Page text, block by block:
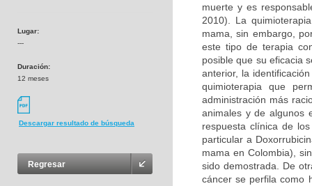
Lugar:
---
Duración:
12 meses
Descargar resultado de búsqueda
Regresar
muerte y es
2010). La
mama, sin embargo,
este tipo de terapia
posible que su eficacia
anterior, la
quimioterapia que
administración más
animales y de algunos
respuesta clínica de
particular a
mama en Colombia),
sido demostrada. De
cáncer se perfila como